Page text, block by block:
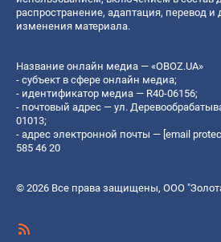
распространение, адаптация, перевод и
изменения материала.
Название онлайн медиа — «OBOZ.UA»
- субъект в сфере онлайн медиа;
- идентификатор медиа — R40-06156;
- почтовый адрес — ул.
01013;
- адрес электронной почты — [email
585 46 20
© 2026 Все права защищены, ООО